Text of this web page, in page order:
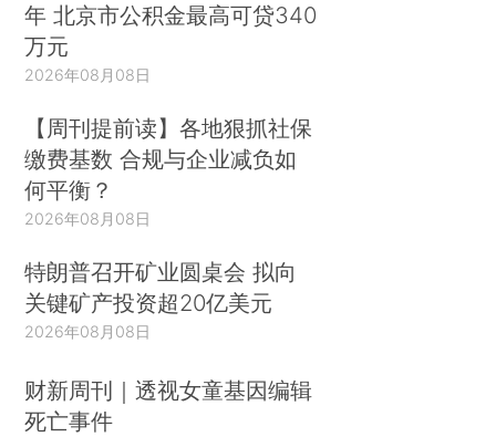
年 北京市公积金最高可贷340
万元
2026年08月08日
【周刊提前读】各地狠抓社保
缴费基数 合规与企业减负如
何平衡？
2026年08月08日
特朗普召开矿业圆桌会 拟向
关键矿产投资超20亿美元
2026年08月08日
财新周刊｜透视女童基因编辑
死亡事件